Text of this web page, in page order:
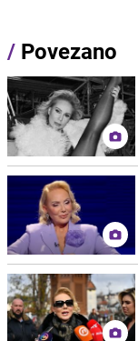
/ Povezano